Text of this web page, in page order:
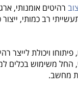
רהיטים אומנותי,
רב כמותי,
ויכולת לייצר
משימוש בכלים
מחשב.